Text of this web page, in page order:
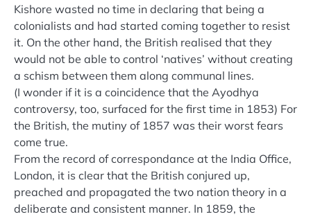
Kishore wasted no time in declaring that being a
colonialists and had started coming together to resist
it. On the other hand, the British realised that they
would not be able to control ‘natives’ without creating
a schism between them along communal lines.
(I wonder if it is a coincidence that the Ayodhya
controversy, too, surfaced for the first time in 1853) For
the British, the mutiny of 1857 was their worst fears
come true.
From the record of correspondance at the India Office,
London, it is clear that the British conjured up,
preached and propagated the two nation theory in a
deliberate and consistent manner. In 1859, the